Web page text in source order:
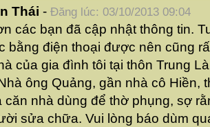
Thái - Đăng lúc: 03/10/2013 09:04
các bạn đã cập nhật thông tin.
bằng điện thoại được nên cũng
của gia đình tôi tại thôn Trung
ông Quảng, gần nhà cô Hiền,
căn nhà dùng để thờ phụng, sợ
sửa chữa. Vui lòng báo dùm